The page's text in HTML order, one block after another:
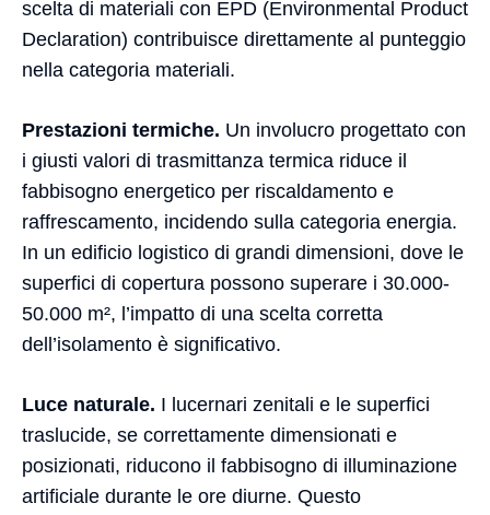
scelta di materiali con EPD (Environmental Product
Declaration) contribuisce direttamente al punteggio
nella categoria materiali.
Prestazioni termiche. Un involucro progettato con
i giusti valori di trasmittanza termica riduce il
fabbisogno energetico per riscaldamento e
raffrescamento, incidendo sulla categoria energia.
In un edificio logistico di grandi dimensioni, dove le
superfici di copertura possono superare i 30.000-
50.000 m², l’impatto di una scelta corretta
dell’isolamento è significativo.
Luce naturale. I lucernari zenitali e le superfici
traslucide, se correttamente dimensionati e
posizionati, riducono il fabbisogno di illuminazione
artificiale durante le ore diurne. Questo